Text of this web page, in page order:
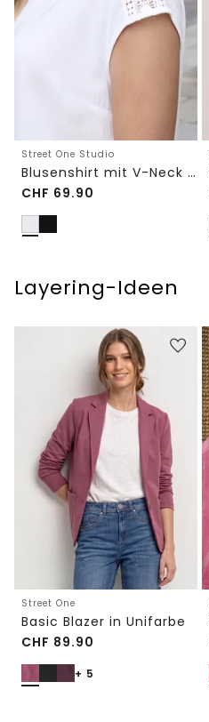
Street One Studio
Blusenshirt mit V-Neck und Spitze
CHF 69.90
Layering-Ideen
Street One
Basic Blazer in Unifarbe
CHF 89.90
+ 5